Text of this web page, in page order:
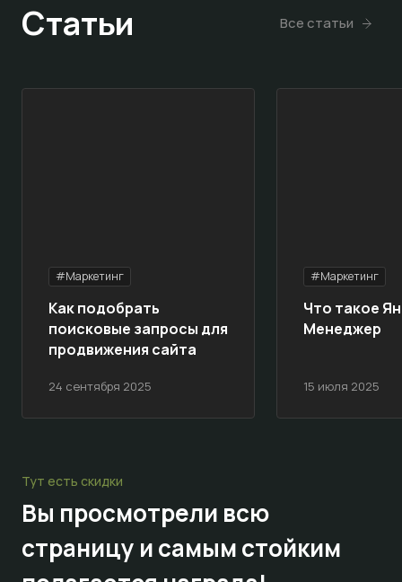
Статьи Все статьи
#Маркетинг
24 сентября 2025
Как подобрать
поисковые запросы для
продвижения сайта
#Маркетинг
15 июля 2025
Что такое
Менеджер
Тут есть скидки
Вы просмотрели всю
страницу и самым стойким